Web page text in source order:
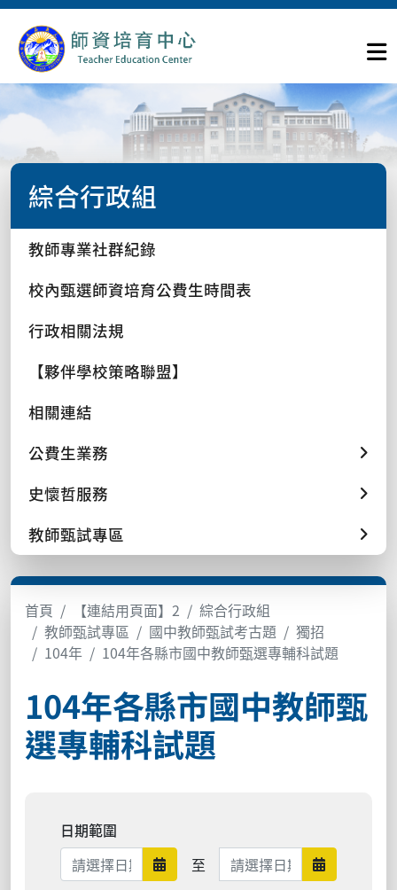
綜合行政組
教師專業社群紀錄
校內甄選師資培育公費生時間表
行政相關法規
【夥伴學校策略聯盟】
相關連結
公費生業務
史懷哲服務
教師甄試專區
首頁 【連結用頁面】2
綜合行政組
教師甄試專區
國中教師甄試考古題
獨招
104年
104年各縣市國中教師甄選專輔科試題
104年各縣市國中教師甄
選專輔科試題
日期範圍
日期範圍開始
至 日期範圍結束 日期範圍